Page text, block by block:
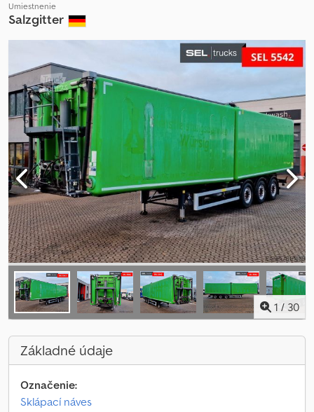
Umiestnenie
Salzgitter
1 / 30
Základné údaje
Označenie:
Sklápací náves